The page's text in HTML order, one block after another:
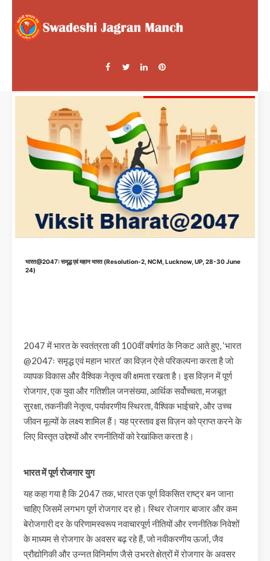
भारत@2047ः समृद्ध एवं महान भारत (Resolution-2, NCM, Lucknow, UP, 28-30 June
24)
2047 में भारत के स्वतंत्रता की 100वीं वर्षगांठ के निकट आते हुए, ‘भारत
@2047ः समृद्ध एवं महान भारत’ का विज़न ऐसे परिकल्पना करता है जो
व्यापक विकास और वैश्विक नेतृत्व की क्षमता रखता है। इस विज़न में पूर्ण
रोजगार, एक युवा और गतिशील जनसंख्या, आर्थिक सर्वोच्चता, मजबूत
सुरक्षा, तकनीकी नेतृत्व, पर्यावरणीय स्थिरता, वैश्विक भाईचारे, और उच्च
जीवन मूल्यों के लक्ष्य शामिल हैं। यह प्रस्ताव इस विज़न को प्राप्त करने के
लिए विस्तृत उद्देश्यों और रणनीतियों को रेखांकित करता है।
भारत में पूर्ण रोजगार युग
यह कहा गया है कि 2047 तक, भारत एक पूर्ण विकसित राष्ट्र बन जाना
चाहिए जिसमें लगभग पूर्ण रोजगार दर हो। स्थिर रोजगार बाजार और कम
बेरोजगारी दर के परिणामस्वरूप नवाचारपूर्ण नीतियों और रणनीतिक निवेशों
के माध्यम से रोजगार के अवसर बढ़ रहे हैं, जो नवीकरणीय ऊर्जा, जैव
प्रौद्योगिकी और उन्नत विनिर्माण जैसे उभरते क्षेत्रों में रोजगार के अवसर